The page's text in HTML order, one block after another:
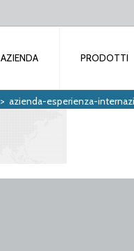
AZIENDA PRODOTTI
> azienda-esperienza-